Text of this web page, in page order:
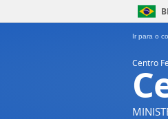
Ir para o
Centro